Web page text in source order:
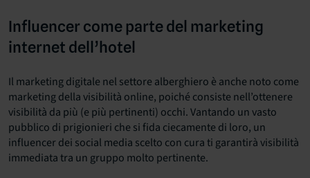
Influencer come parte del marketing
internet dell’hotel
Il marketing digitale nel settore alberghiero è anche noto come
marketing della visibilità online, poiché consiste nell’ottenere
visibilità da più (e più pertinenti) occhi. Vantando un vasto
pubblico di prigionieri che si fida ciecamente di loro, un
influencer dei social media scelto con cura ti garantirà visibilità
immediata tra un gruppo molto pertinente.